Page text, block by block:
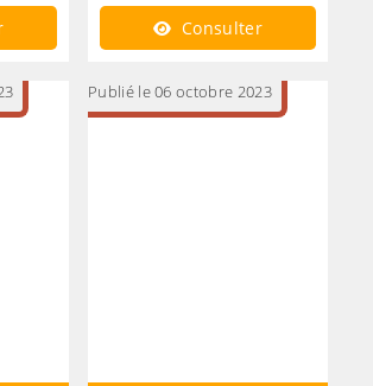
Consulter
Publié le 06 octobre 2023